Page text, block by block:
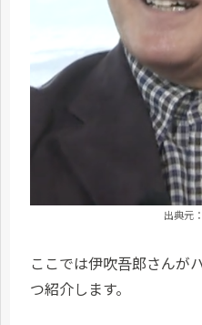
出典元：
ここでは伊吹吾郎さんが
つ紹介します。